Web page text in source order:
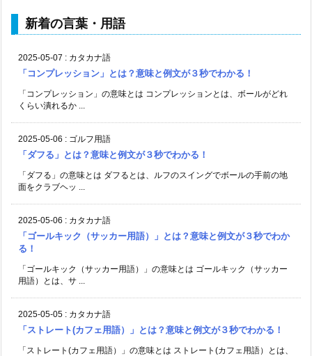
新着の言葉・用語
2025-05-07 : カタカナ語
「コンプレッション」とは？意味と例文が３秒でわかる！
「コンプレッション」の意味とは コンプレッションとは、ボールがどれ
くらい潰れるか ...
2025-05-06 : ゴルフ用語
「ダフる」とは？意味と例文が３秒でわかる！
「ダフる」の意味とは ダフるとは、ルフのスイングでボールの手前の地
面をクラブヘッ ...
2025-05-06 : カタカナ語
「ゴールキック（サッカー用語）」とは？意味と例文が３秒でわか
る！
「ゴールキック（サッカー用語）」の意味とは ゴールキック（サッカー
用語）とは、サ ...
2025-05-05 : カタカナ語
「ストレート(カフェ用語）」とは？意味と例文が３秒でわかる！
「ストレート(カフェ用語）」の意味とは ストレート(カフェ用語）とは、